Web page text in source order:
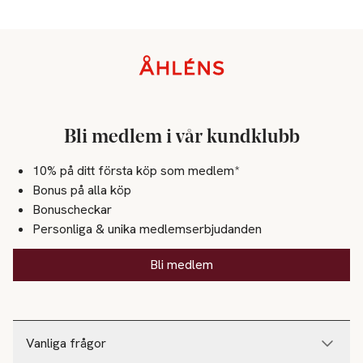
Vanliga frågor
Bli medlem i vår kundklubb
10% på ditt första köp som medlem*
Bonus på alla köp
Bonuscheckar
Personliga & unika medlemserbjudanden
Bli medlem